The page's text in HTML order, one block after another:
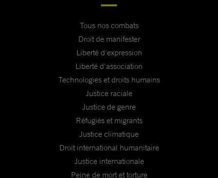
Tous nos combats
Droit de manifester
Liberté d'expression
Liberté d'association
Technologies et droits humains
Justice raciale
Justice de genre
Réfugiés et migrants
Justice climatique
Droit international humanitaire
Justice internationale
Peine de mort et torture